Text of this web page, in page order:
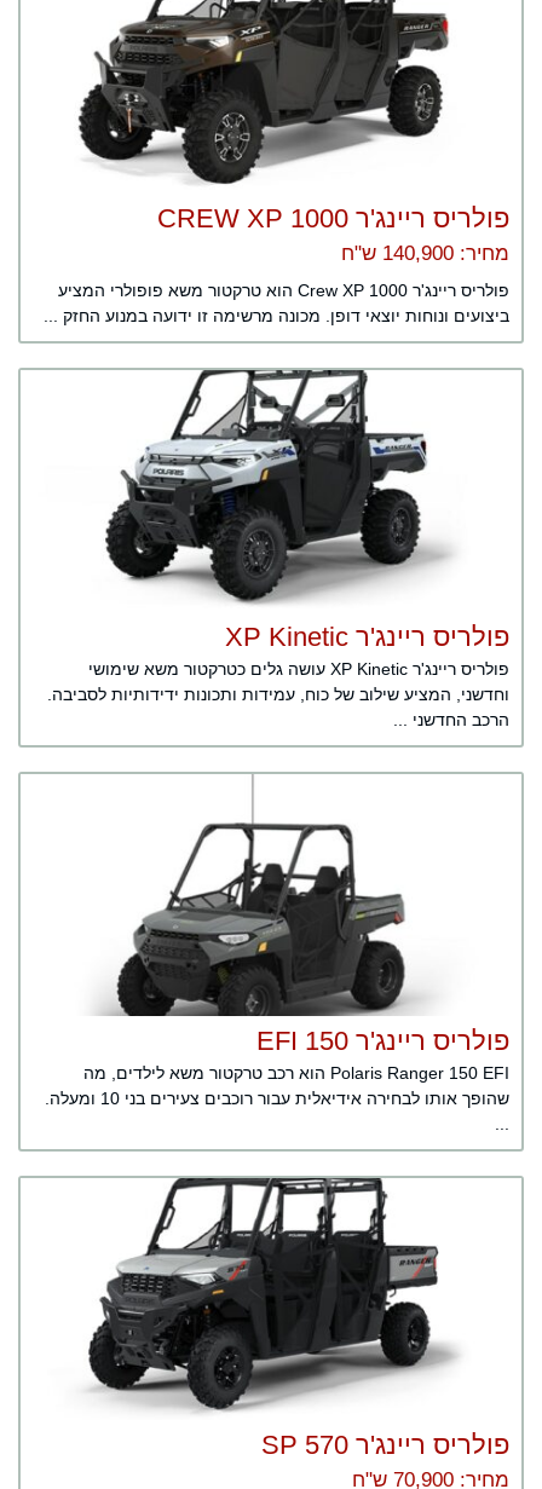
פולריס ריינג'ר CREW XP 1000
מחיר: 140,900 ש"ח
פולריס ריינג'ר Crew XP 1000 הוא טרקטור משא פופולרי המציע
ביצועים ונוחות יוצאי דופן. מכונה מרשימה זו ידועה במנוע החזק ...
פולריס ריינג'ר XP Kinetic
פולריס ריינג'ר XP Kinetic עושה גלים כטרקטור משא שימושי
וחדשני, המציע שילוב של כוח, עמידות ותכונות ידידותיות לסביבה.
הרכב החדשני ...
פולריס ריינג'ר 150 EFI
Polaris Ranger 150 EFI הוא רכב טרקטור משא לילדים, מה
שהופך אותו לבחירה אידיאלית עבור רוכבים צעירים בני 10 ומעלה.
פולריס ריינג'ר SP 570
מחיר: 70,900 ש"ח